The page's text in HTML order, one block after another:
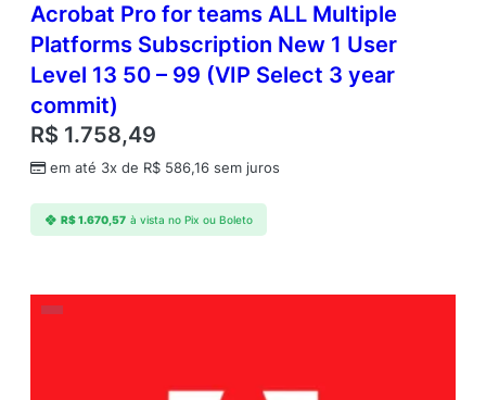
Acrobat Pro for teams ALL Multiple
Platforms Subscription New 1 User
Level 13 50 – 99 (VIP Select 3 year
commit)
R$ 1.758,49
em até 3x de R$ 586,16 sem juros
R$1.670,57 à vista no Pix ou Boleto